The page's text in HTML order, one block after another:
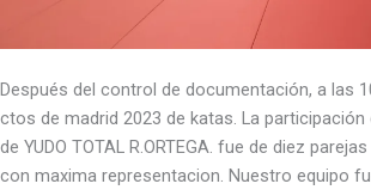
Después del control de documentación, a las
ctos de madrid 2023 de katas. La
de YUDO TOTAL R.ORTEGA. fue de diez
con maxima representacion. Nuestro equipo